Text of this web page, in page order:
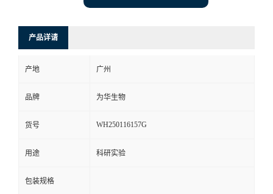
产品详请
产地 广州
品牌 为华生物
货号 WH250116157G
用途 科研实验
包装规格